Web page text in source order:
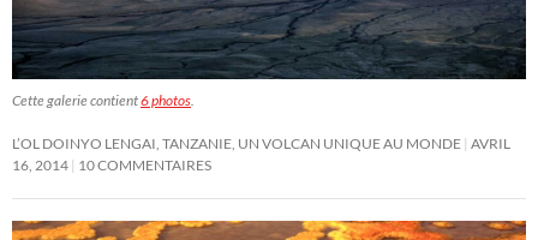
Cette galerie contient6 photos.
L’OL DOINYO LENGAI, TANZANIE, UN VOLCAN UNIQUE AU MONDE AVRIL
16, 2014 10 COMMENTAIRES